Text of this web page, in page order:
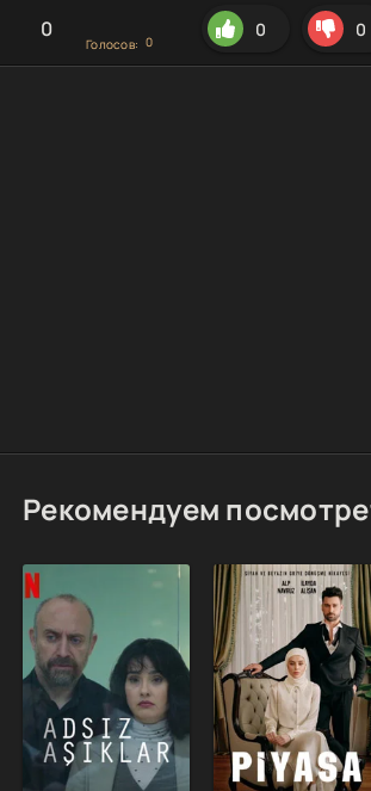
0
Голосов: 0
0 0
Рекомендуем